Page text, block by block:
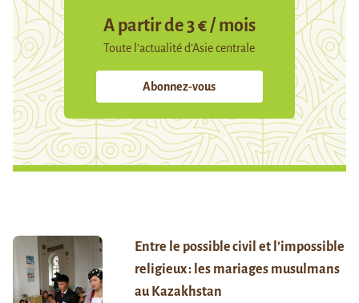
A partir de 3 € / mois
Toute l’actualité d’Asie centrale
Abonnez-vous
Entre le possible civil et l’impossible
religieux : les mariages musulmans
au Kazakhstan